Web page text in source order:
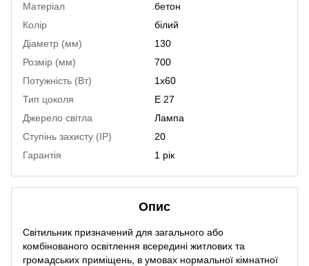
Матеріал
бетон
Колір
білий
Діаметр (мм)
130
Розмір (мм)
700
Потужність (Вт)
1х60
Тип цоколя
E 27
Джерело світла
Лампа
Ступінь захисту (IP)
20
Гарантія
1 рік
Опис
Світильник призначений для загального або
комбінованого освітлення всередині житлових та
громадських приміщень, в умовах нормальної кімнатної